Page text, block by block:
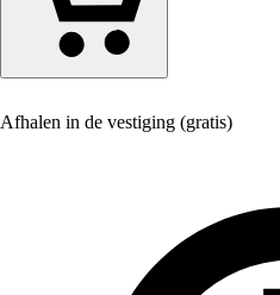
Afhalen in de vestiging (gratis)